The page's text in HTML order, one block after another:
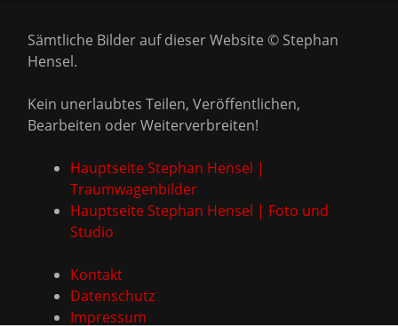
Sämtliche Bilder auf dieser Website © Stephan
Hensel.
Kein unerlaubtes Teilen, Veröffentlichen,
Bearbeiten oder Weiterverbreiten!
Hauptseite Stephan Hensel |
Traumwagenbilder
Hauptseite Stephan Hensel | Foto und
Studio
Kontakt
Datenschutz
Impressum